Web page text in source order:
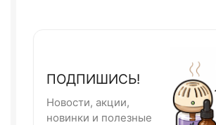
ПОДПИШИСЬ!
Новости, акции,
новинки и полезные